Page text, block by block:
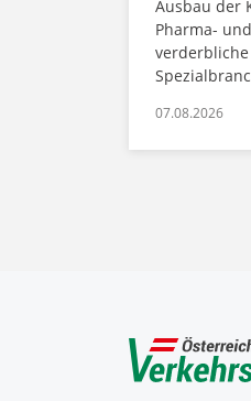
Ausbau der
Pharma-
07.08.2026